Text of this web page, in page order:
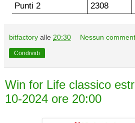
Punti 2
2308
bitfactory alle 20:30 Nessun
Condividi
Win for Life classico
10-2024 ore 20:00